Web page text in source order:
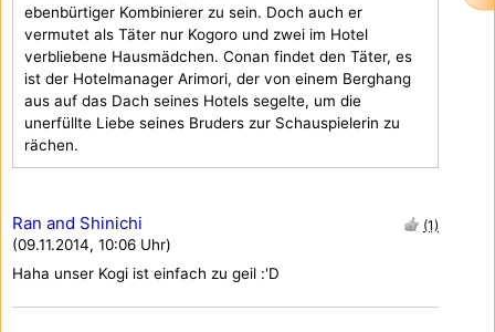
Ran and Shinichi
(09.11.2014, 10:06 Uhr)
(1)
Haha unser Kogi ist einfach zu geil :'D
ebenbürtiger Kombinierer zu sein. Doch auch er
vermutet als Täter nur Kogoro und zwei im Hotel
verbliebene Hausmädchen. Conan findet den Täter, es
ist der Hotelmanager Arimori, der von einem Berghang
aus auf das Dach seines Hotels segelte, um die
unerfüllte Liebe seines Bruders zur Schauspielerin zu
rächen.